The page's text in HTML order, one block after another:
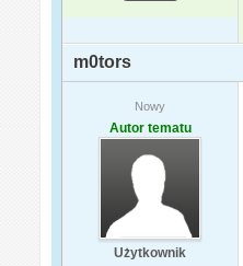
m0tors
Nowy
Autor tematu
Użytkownik